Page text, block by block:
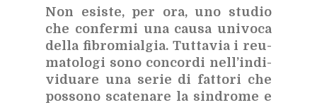
Non esi­ste, per ora, uno stu­dio
che con­fer­mi una cau­sa uni­vo­ca
del­la fi­bro­mial­gia. Tut­ta­via i reu­
ma­to­lo­gi sono con­cor­di nel­l’in­di­
vi­dua­re una se­rie di fat­to­ri che
pos­so­no sca­te­na­re la sin­dro­me e